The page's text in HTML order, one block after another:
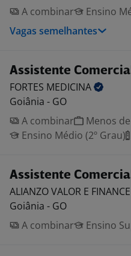
A combinar
Ensino
Vagas semelhantes
Assistente
FORTES MEDICINA
Goiânia - GO
A combinar
Menos
Ensino Médio (2º Grau)
Assistente
ALIANZO VALOR E
Goiânia - GO
A combinar
Ensino